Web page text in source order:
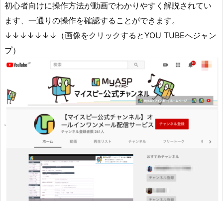
初心者向けに操作方法が動画でわかりやすく解説されてい
ます、一通りの操作を確認することができます。
↓↓↓↓↓↓↓（画像をクリックするとYOU TUBEへジャン
プ）